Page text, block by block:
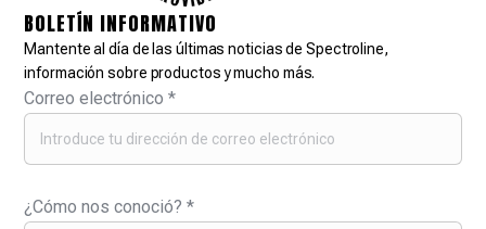
BOLETÍN INFORMATIVO
Mantente al día de las últimas noticias de Spectroline,
información sobre productos y mucho más.
Correo electrónico*
¿Cómo nos conoció?*